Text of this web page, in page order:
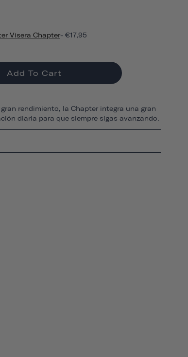
Visera Chapter- €17,95
Add To Cart
rendimiento, la Chapter integra una gran
diaria para que siempre sigas avanzando.